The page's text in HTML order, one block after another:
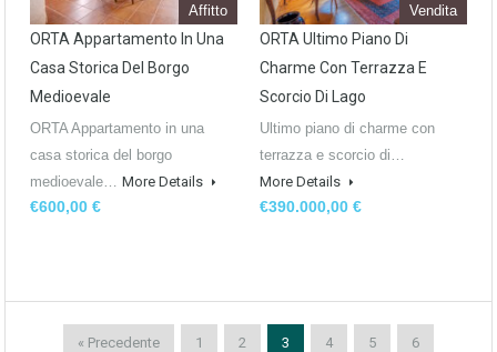
Affitto
ORTA Appartamento In Una
Casa Storica Del Borgo
Medioevale
ORTA Appartamento in una
casa storica del borgo
medioevale… More Details
€600,00 €
Vendita
ORTA Ultimo Piano Di
Charme Con Terrazza E
Scorcio Di Lago
Ultimo piano di charme con
terrazza e scorcio di…
More Details
€390.000,00 €
« Precedente 1 2 3 4 5 6